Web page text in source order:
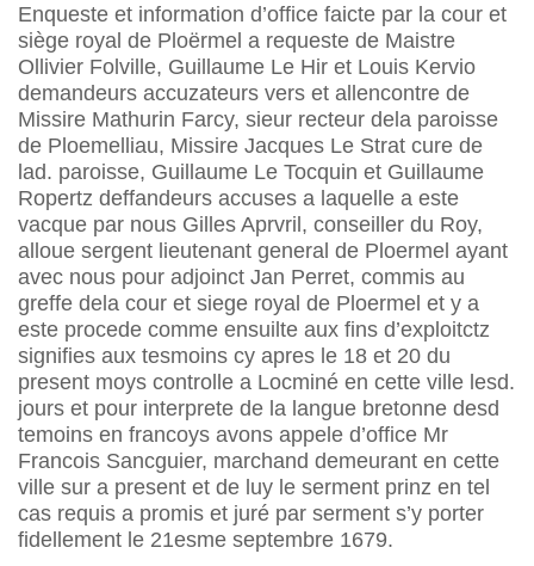
Enqueste et information d’office faicte par la cour et
siège royal de Ploërmel a requeste de Maistre
Ollivier Folville, Guillaume Le Hir et Louis Kervio
demandeurs accuzateurs vers et allencontre de
Missire Mathurin Farcy, sieur recteur dela paroisse
de Ploemelliau, Missire Jacques Le Strat cure de
lad. paroisse, Guillaume Le Tocquin et Guillaume
Ropertz deffandeurs accuses a laquelle a este
vacque par nous Gilles Aprvril, conseiller du Roy,
alloue sergent lieutenant general de Ploermel ayant
avec nous pour adjoinct Jan Perret, commis au
greffe dela cour et siege royal de Ploermel et y a
este procede comme ensuilte aux fins d’exploitctz
signifies aux tesmoins cy apres le 18 et 20 du
present moys controlle a Locminé en cette ville lesd.
jours et pour interprete de la langue bretonne desd
temoins en francoys avons appele d’office Mr
Francois Sancguier, marchand demeurant en cette
ville sur a present et de luy le serment prinz en tel
cas requis a promis et juré par serment s’y porter
fidellement le 21esme septembre 1679.